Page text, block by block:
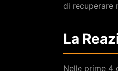
di recuperare
La
Nelle prime 4